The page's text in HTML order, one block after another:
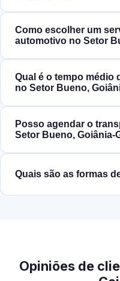
Como escolher um
automotivo no Setor
Qual é o tempo médio
no Setor Bueno,
Posso agendar o
Setor Bueno,
Quais são as formas
Opiniões de